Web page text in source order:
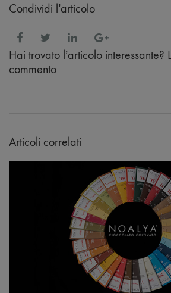
Condividi l’articolo
Hai trovato l’articolo interessante?
commento
Articoli correlati